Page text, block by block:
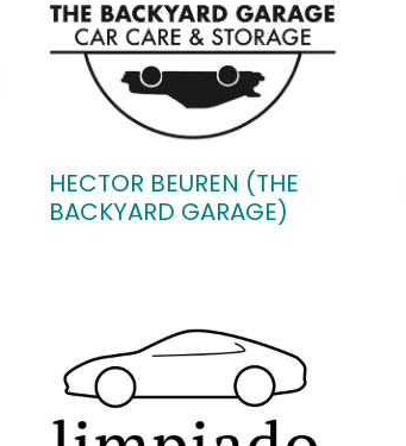
HECTOR BEUREN (THE
BACKYARD GARAGE)